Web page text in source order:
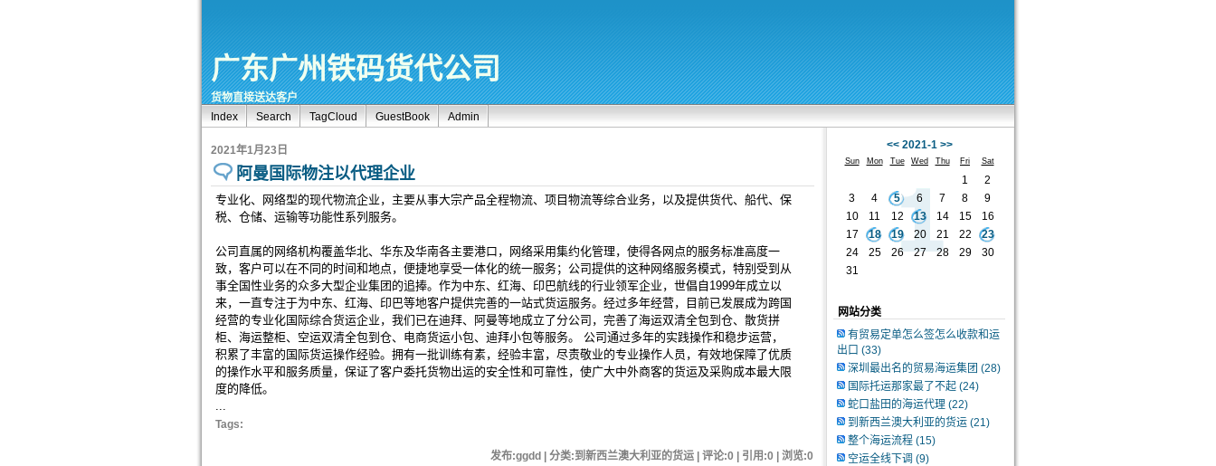
广东广州铁码货代公司
货物直接送达客户
Index
Search TagCloud GuestBook Admin
2021年1月23日
阿曼国际物注以代理企业
专业化、网络型的现代物流企业，主要从事大宗产品全程物流、项目物流等综合业务，以及提供货代、船代、保
税、仓储、运输等功能性系列服务。
公司直属的网络机构覆盖华北、华东及华南各主要港口，网络采用集约化管理，使得各网点的服务标准高度一
致，客户可以在不同的时间和地点，便捷地享受一体化的统一服务；公司提供的这种网络服务模式，特别受到从
事全国性业务的众多大型企业集团的追捧。作为中东、红海、印巴航线的行业领军企业，世倡自1999年成立以
来，一直专注于为中东、红海、印巴等地客户提供完善的一站式货运服务。经过多年经营，目前已发展成为跨国
经营的专业化国际综合货运企业，我们已在迪拜、阿曼等地成立了分公司，完善了海运双清全包到仓、散货拼
柜、海运整柜、空运双清全包到仓、电商货运小包、迪拜小包等服务。 公司通过多年的实践操作和稳步运营，
积累了丰富的国际货运操作经验。拥有一批训练有素，经验丰富，尽责敬业的专业操作人员，有效地保障了优质
的操作水平和服务质量，保证了客户委托货物出运的安全性和可靠性，使广大中外商客的货运及采购成本最大限
度的降低。
...
Tags:
发布:ggdd | 分类:到新西兰澳大利亚的货运 | 评论:0 | 引用:0 | 浏览:0
<< 2021-1 >>
Sun Mon Tue Wed Thu Fri Sat
1
2
3
4 5 6 7 8
9
10
11 12 13 14 15
16
17
18 19 20 21 22
23
24
25 26 27 28 29
30
31
网站分类
有贸易定单怎么签怎么收款和运
出口 (33)
深圳最出名的贸易海运集团 (28)
国际托运那家最了不起 (24)
蛇口盐田的海运代理 (22)
到新西兰澳大利亚的货运 (21)
整个海运流程 (15)
空运全线下调 (9)